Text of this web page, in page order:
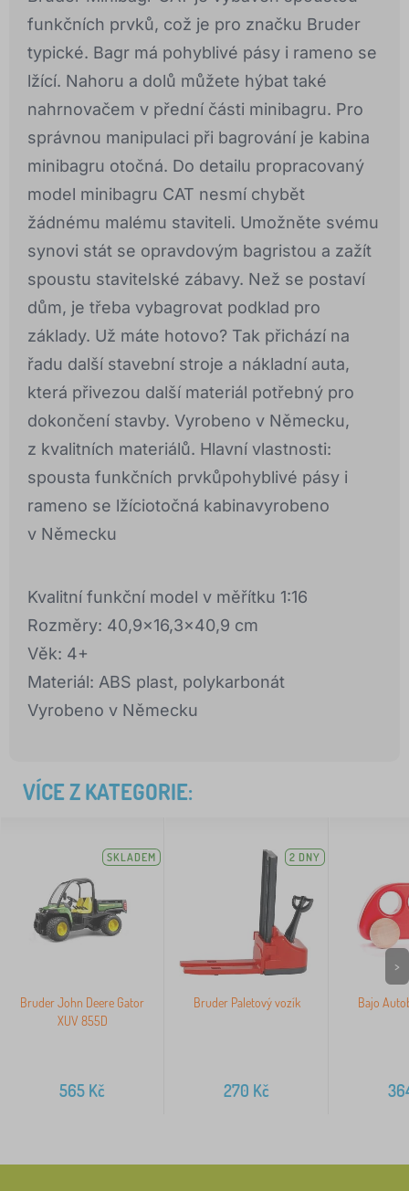
funkčních prvků, což je pro značku Bruder
typické. Bagr má pohyblivé pásy i rameno se
lžící. Nahoru a dolů můžete hýbat také
nahrnovačem v přední části minibagru. Pro
správnou manipulaci při bagrování je kabina
minibagru otočná. Do detailu propracovaný
model minibagru CAT nesmí chybět
žádnému malému staviteli. Umožněte svému
synovi stát se opravdovým bagristou a zažít
spoustu stavitelské zábavy. Než se postaví
dům, je třeba vybagrovat podklad pro
základy. Už máte hotovo? Tak přichází na
řadu další stavební stroje a nákladní auta,
která přivezou další materiál potřebný pro
dokončení stavby. Vyrobeno v Německu,
z kvalitních materiálů. Hlavní vlastnosti:
spousta funkčních prvkůpohyblivé pásy i
rameno se lžíciotočná kabinavyrobeno
v Německu
Kvalitní funkční model v měřítku 1:16
Rozměry: 40,9x16,3x40,9 cm
Věk: 4+
Materiál: ABS plast, polykarbonát
Vyrobeno v Německu
VÍCE Z KATEGORIE:
SKLADEM
Bruder John Deere Gator
XUV 855D
565 Kč
2 DNY
Bruder Paletový vozík
270 Kč
Bajo
>